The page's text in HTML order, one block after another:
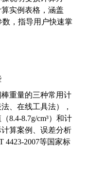
实例表格，涵盖
数，指导用户快速掌
重量的三种常用计
、在线工具法），
8.4-8.7g/cm³）和计
算案例、误差分析
4423-2007等国家标